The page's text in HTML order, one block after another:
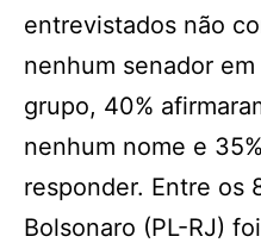
entrevistados não
nenhum senador
grupo, 40%
nenhum nome e
responder. Entre os
Bolsonaro (PL-RJ)